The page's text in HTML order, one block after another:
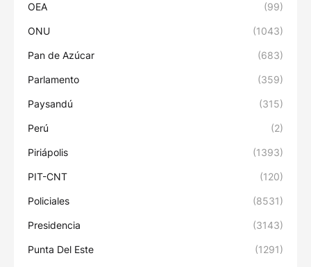
OEA (99)
ONU (1043)
Pan de Azúcar (683)
Parlamento (359)
Paysandú (315)
Perú (2)
Piriápolis (1393)
PIT-CNT (120)
Policiales (8531)
Presidencia (3143)
Punta Del Este (1291)